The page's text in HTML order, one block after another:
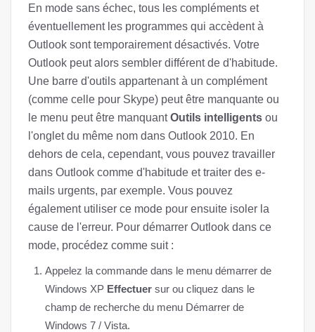
En mode sans échec, tous les compléments et
éventuellement les programmes qui accèdent à
Outlook sont temporairement désactivés. Votre
Outlook peut alors sembler différent de d'habitude.
Une barre d'outils appartenant à un complément
(comme celle pour Skype) peut être manquante ou
le menu peut être manquantOutils intelligents ou
l'onglet du même nom dans Outlook 2010. En
dehors de cela, cependant, vous pouvez travailler
dans Outlook comme d'habitude et traiter des e-
mails urgents, par exemple. Vous pouvez
également utiliser ce mode pour ensuite isoler la
cause de l'erreur. Pour démarrer Outlook dans ce
mode, procédez comme suit :
Appelez la commande dans le menu démarrer de
Windows XP Effectuer sur ou cliquez dans le
champ de recherche du menu Démarrer de
Windows 7 / Vista.